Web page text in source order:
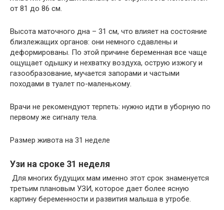
от 81 до 86 см.
Высота маточного дна – 31 см, что влияет на состояние
близлежащих органов: они немного сдавлены и
деформированы. По этой причине беременная все чаще
ощущает одышку и нехватку воздуха, острую изжогу и
газообразование, мучается запорами и частыми
походами в туалет по-маленькому.
Врачи не рекомендуют терпеть: нужно идти в уборную по
первому же сигналу тела.
Размер живота на 31 неделе
Узи на сроке 31 неделя
Для многих будущих мам именно этот срок знаменуется
третьим плановым УЗИ, которое дает более ясную
картину беременности и развития малыша в утробе.